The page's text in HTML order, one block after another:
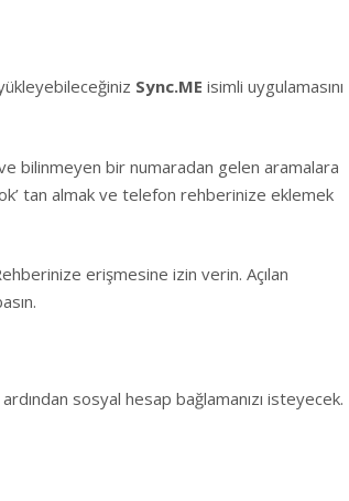
Sync.ME isimli uygulamasını
bilinmeyen bir numaradan gelen aramalara
tan almak ve telefon rehberinize eklemek
erişmesine izin verin. Açılan
sosyal hesap bağlamanızı isteyecek.